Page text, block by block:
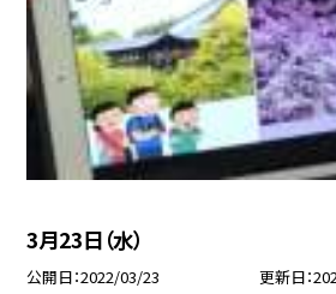
3月23日（水）
公開日 2022/03/23 更新日